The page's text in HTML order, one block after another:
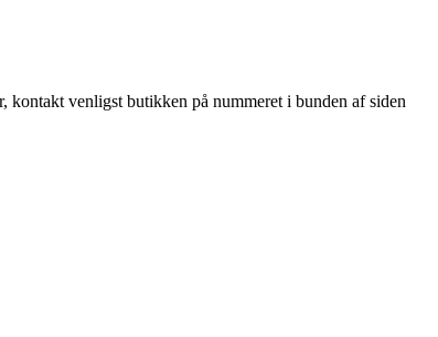
kontakt venligst butikken på nummeret i bunden af siden